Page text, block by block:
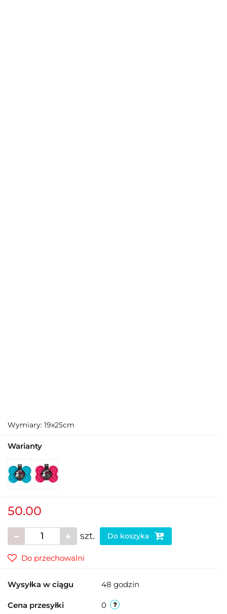
Wymiary: 19x25cm
Warianty
50.00
szt. Do koszyka
Do przechowalni
Wysyłka w ciągu 48 godzin
Cena przesyłki 0